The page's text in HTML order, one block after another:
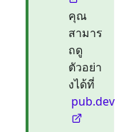
คุณ
สามาร
ถดู
ตัวอย่า
งได้ที่
pub.dev